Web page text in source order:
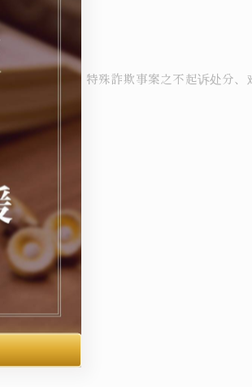
之无罪判决、特殊詐欺事案之不起诉处分、